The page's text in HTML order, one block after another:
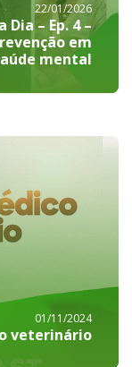
22/01/2026
– Ep. 4 –
em
mental
01/11/2024
veterinário